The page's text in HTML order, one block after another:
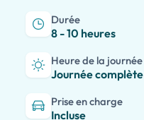
Durée
8 - 10 heures
Heure de la journée
Journée complète
Prise en charge
Incluse